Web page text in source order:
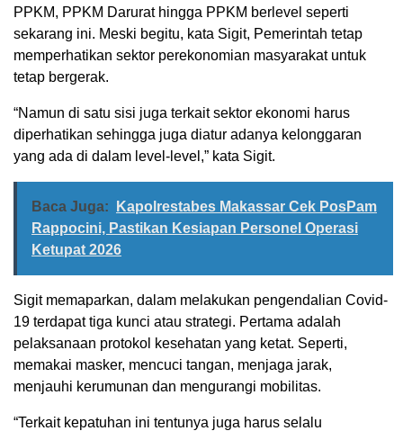
PPKM, PPKM Darurat hingga PPKM berlevel seperti
sekarang ini. Meski begitu, kata Sigit, Pemerintah tetap
memperhatikan sektor perekonomian masyarakat untuk
tetap bergerak.
“Namun di satu sisi juga terkait sektor ekonomi harus
diperhatikan sehingga juga diatur adanya kelonggaran
yang ada di dalam level-level,” kata Sigit.
Baca Juga:
Kapolrestabes Makassar Cek PosPam
Rappocini, Pastikan Kesiapan Personel Operasi
Ketupat 2026
Sigit memaparkan, dalam melakukan pengendalian Covid-
19 terdapat tiga kunci atau strategi. Pertama adalah
pelaksanaan protokol kesehatan yang ketat. Seperti,
memakai masker, mencuci tangan, menjaga jarak,
menjauhi kerumunan dan mengurangi mobilitas.
“Terkait kepatuhan ini tentunya juga harus selalu